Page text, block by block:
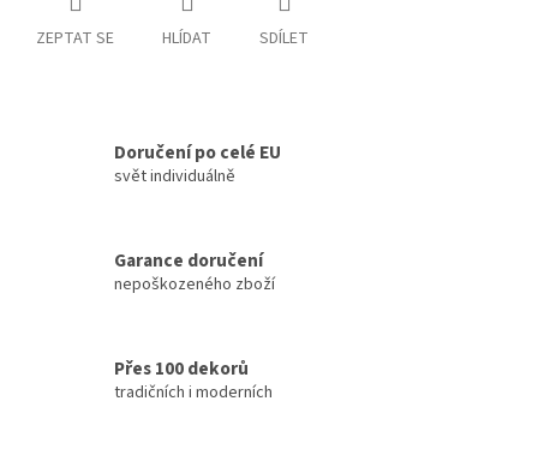
ZEPTAT SE HLÍDAT SDÍLET
Doručení po celé EU
svět individuálně
Garance doručení
nepoškozeného zboží
Přes 100 dekorů
tradičních i moderních